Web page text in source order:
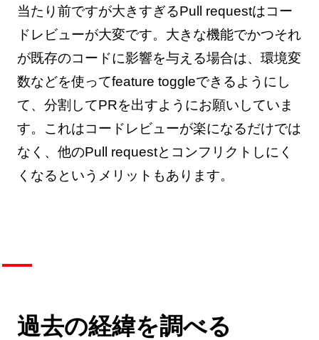
当たり前ですが大きすぎるPull requestはコー
ドレビューが大変です。大きな機能でかつそれ
が既存のコードに影響を与える場合は、環境変
数などを使ってfeature toggleできるようにし
て、分割してPRを出すようにお願いしていま
す。これはコードレビューが楽になるだけでは
なく、他のPull requestとコンフリクトしにく
くなるというメリットもあります。
過去の経緯を調べる